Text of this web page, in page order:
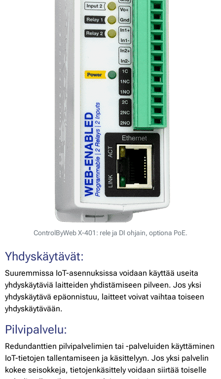
ControlByWeb X-401: rele ja DI ohjain, optiona PoE.
Yhdyskäytävät:
Suuremmissa IoT-asennuksissa voidaan käyttää useita
yhdyskäytäviä laitteiden yhdistämiseen pilveen. Jos yksi
yhdyskäytävä epäonnistuu, laitteet voivat vaihtaa toiseen
yhdyskäytävään.
Pilvipalvelu:
Redundanttien pilvipalvelimien tai -palveluiden käyttäminen
IoT-tietojen tallentamiseen ja käsittelyyn. Jos yksi palvelin
kokee seisokkeja, tietojenkäsittely voidaan siirtää toiselle